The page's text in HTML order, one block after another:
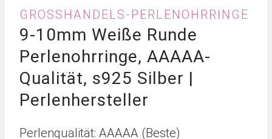
GROSSHANDELS-PERLENOHRRINGE
9-10mm Weiße Runde
Perlenohrringe, AAAAA-
Qualität, s925 Silber |
Perlenhersteller
Perlenqualität: AAAAA (Beste)